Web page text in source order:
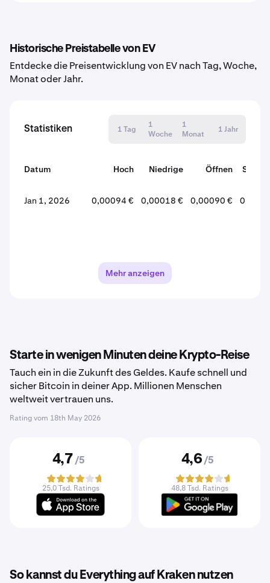
Historische Preistabelle von EV
Entdecke die Preisentwicklung von EV nach Tag, Woche,
Monat oder Jahr.
Statistiken 1 Tag
1
Woche
1
Monat
1 Jahr
Datum Hoch Niedrige Öffnen
Jan 1, 2026 0,00094 € 0,00018 € 0,00090 €
Mehr anzeigen
Starte in wenigen Minuten deine Krypto-Reise
Tauch ein in die Zukunft des Geldes. Kaufe schnell und
sicher Bitcoin in deiner App. Millionen Menschen
weltweit vertrauen uns.
Rating vom 18th May 2026
4,7 /5
25,0 Tsd. Ratings
4,6 /5
48,8 Tsd. Ratings
So kannst du Everything auf Kraken nutzen